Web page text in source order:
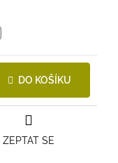
DO KOŠÍKU
ZEPTAT SE